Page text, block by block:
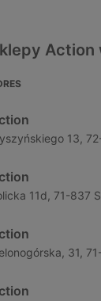
Action
13,
11d, 71-837
31,